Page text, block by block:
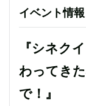
イベント情報
『シネク
わってき
で！』